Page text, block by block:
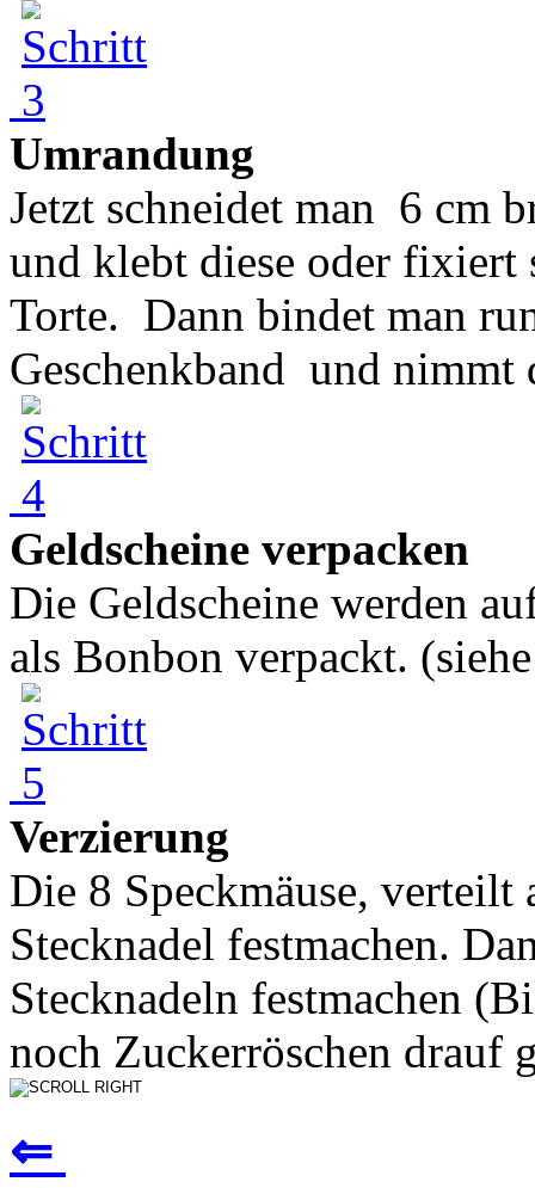
Umrandung
Jetzt schneidet man 6 cm
und klebt diese oder
Torte. Dann bindet man
Geschenkband und nimmt
Geldscheine verpacken
Die Geldscheine werden
als Bonbon verpackt.
Verzierung
Die 8 Speckmäuse,
Stecknadel festmachen.
Stecknadeln festmachen
noch Zuckerröschen drauf
⇐